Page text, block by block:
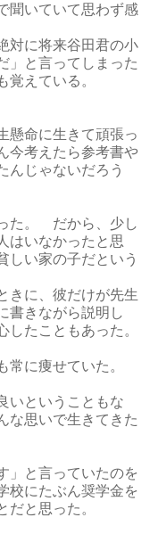
聞いていて思わず感
対に将来谷田君の小
」と言ってしまった
覚えている。
懸命に生きて頑張っ
今考えたら参考書や
んじゃないだろう
た。 だから、少し
はいなかったと思
しい家の子だという
きに、彼だけが先生
書きながら説明し
たこともあった。
常に痩せていた。
いということもな
な思いで生きてきた
」と言っていたのを
校にたぶん奨学金を
だと思った。